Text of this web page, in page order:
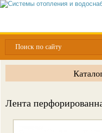
Поиск по сайту
Лента